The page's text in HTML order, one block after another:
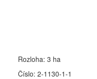
Rozloha:3 ha
Číslo:2-1130-1-1